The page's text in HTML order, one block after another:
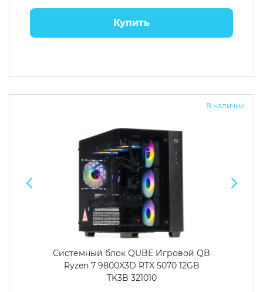
Купить
В наличии
Системный блок QUBE Игровой QB
Ryzen 7 9800X3D RTX 5070 12GB
TK3B 321010